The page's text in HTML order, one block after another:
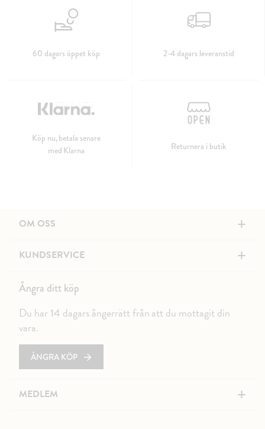
60 dagars öppet köp 2-4 dagars leveranstid
Köp nu, betala senare
med Klarna
Returnera i butik
OM OSS +
KUNDSERVICE +
Ångra ditt köp
Du har 14 dagars ångerrätt från att du mottagit din
vara.
ÅNGRA KÖP
MEDLEM +